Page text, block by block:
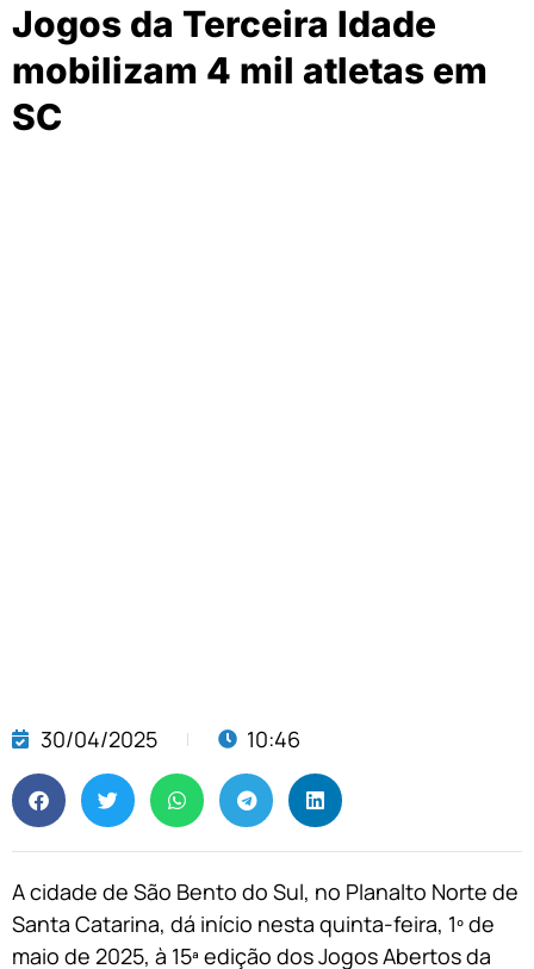
Jogos da Terceira Idade
mobilizam 4 mil atletas em
SC
30/04/2025 10:46
A cidade de São Bento do Sul, no Planalto Norte de
Santa Catarina, dá início nesta quinta-feira, 1º de
maio de 2025, à 15ª edição dos Jogos Abertos da